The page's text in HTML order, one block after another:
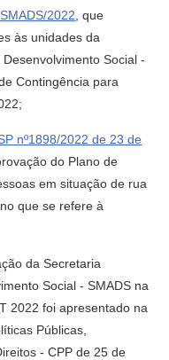
2022 , que
às unidades da
Social -
Contingência para
nº1898/2022 de 23 de
do Plano de
em situação de rua
que se refere à
da Secretaria
Social - SMADS na
2022 foi apresentado na
Públicas,
- CPP de 25 de